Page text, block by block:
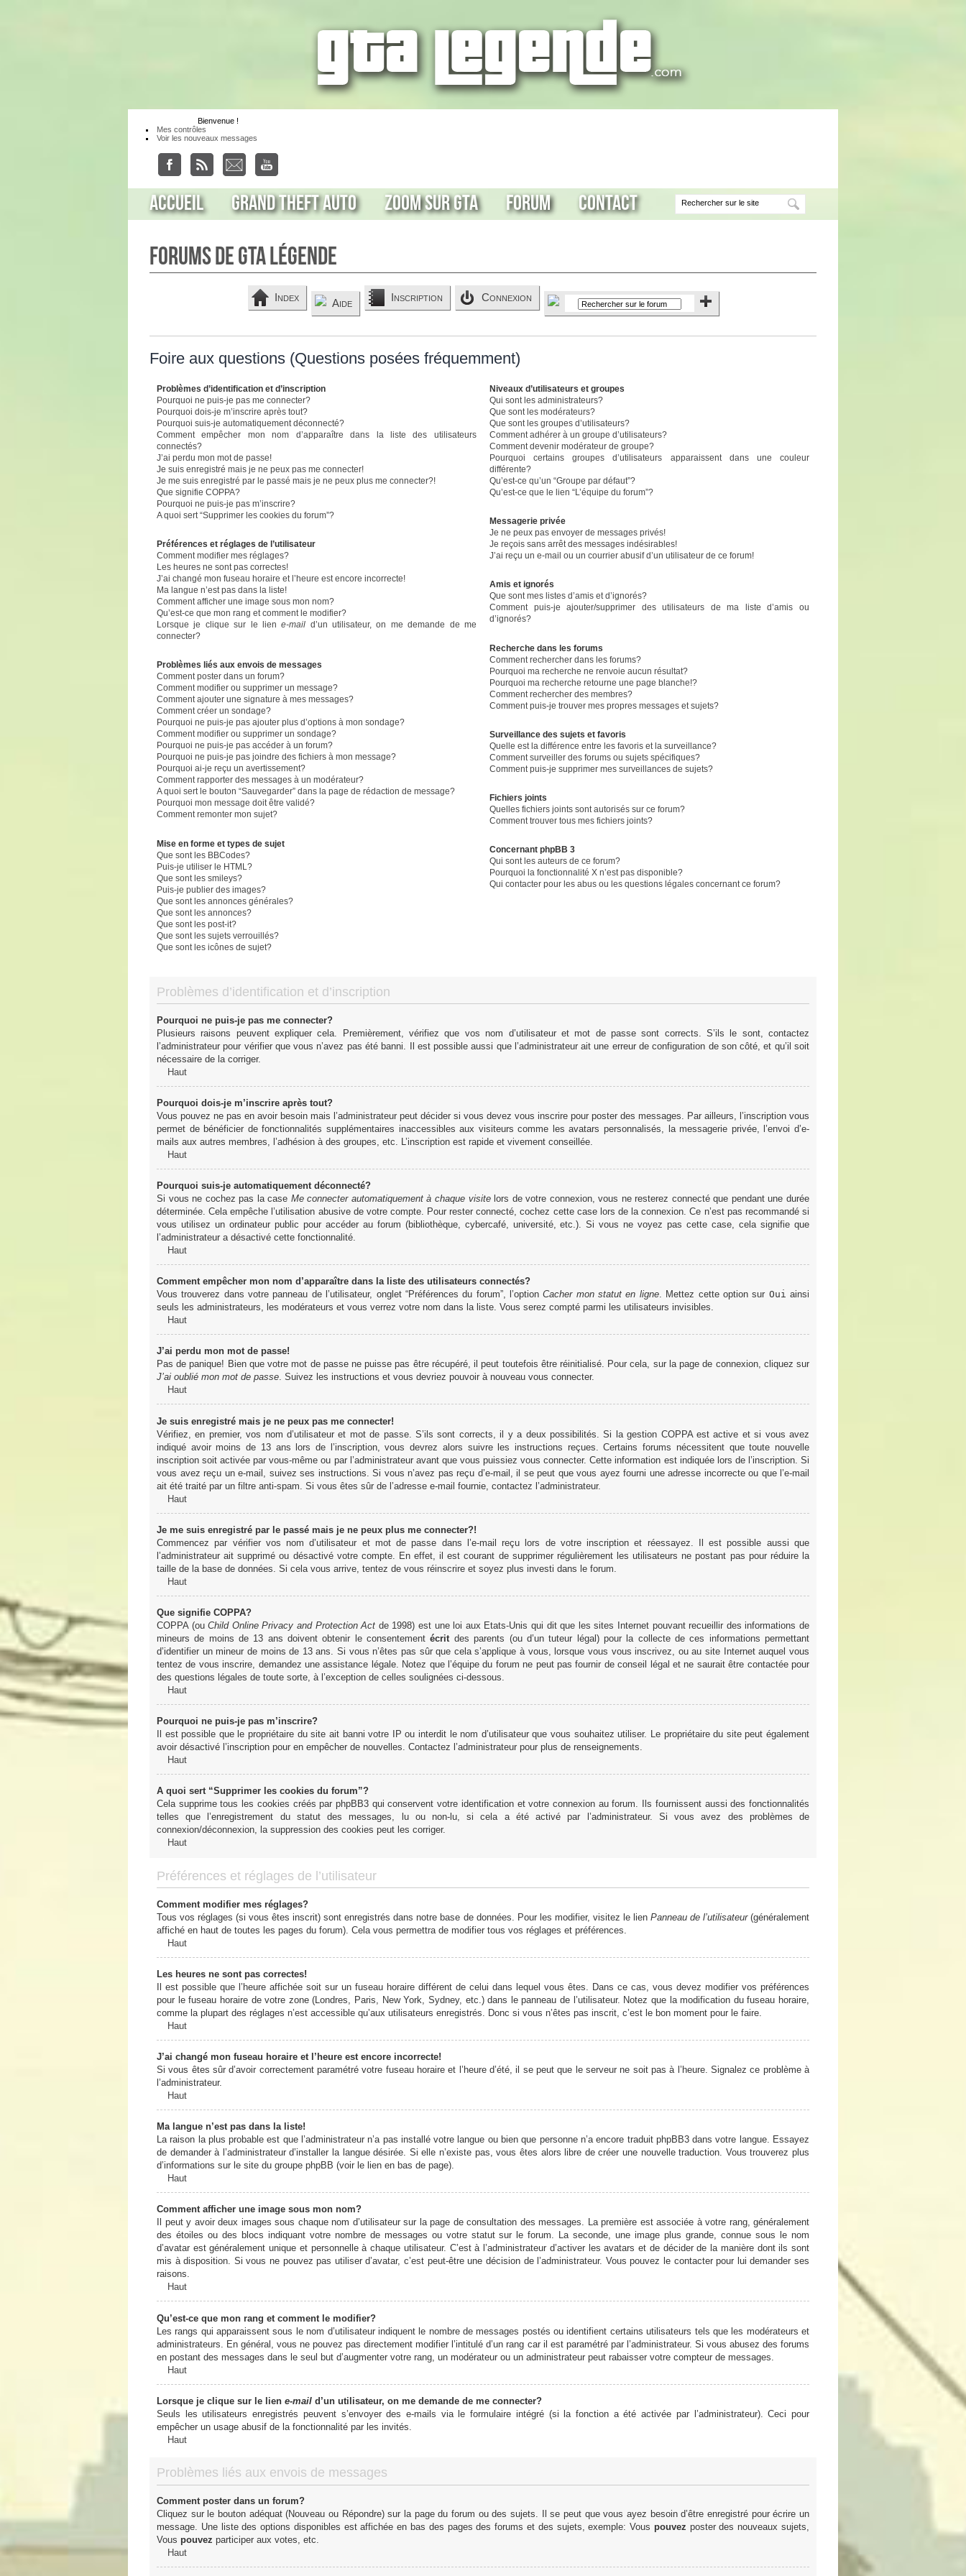
Bienvenue !
Mes contrôles
Voir les nouveaux messages
Accueil Grand Theft Auto Zoom sur GTA Forum Contact
Forums de GTA Légende
Index Aide Inscription Connexion
Foire aux questions (Questions posées fréquemment)
Problèmes d’identification et d’inscription
Pourquoi ne puis-je pas me connecter?
Pourquoi dois-je m’inscrire après tout?
Pourquoi suis-je automatiquement déconnecté?
Comment empêcher mon nom d’apparaître dans la liste des utilisateurs
connectés?
J’ai perdu mon mot de passe!
Je suis enregistré mais je ne peux pas me connecter!
Je me suis enregistré par le passé mais je ne peux plus me connecter?!
Que signifie COPPA?
Pourquoi ne puis-je pas m’inscrire?
A quoi sert “Supprimer les cookies du forum”?
Préférences et réglages de l’utilisateur
Comment modifier mes réglages?
Les heures ne sont pas correctes!
J’ai changé mon fuseau horaire et l’heure est encore incorrecte!
Ma langue n’est pas dans la liste!
Comment afficher une image sous mon nom?
Qu’est-ce que mon rang et comment le modifier?
Lorsque je clique sur le liene-mail d’un utilisateur, on me demande de me
connecter?
Problèmes liés aux envois de messages
Comment poster dans un forum?
Comment modifier ou supprimer un message?
Comment ajouter une signature à mes messages?
Comment créer un sondage?
Pourquoi ne puis-je pas ajouter plus d’options à mon sondage?
Comment modifier ou supprimer un sondage?
Pourquoi ne puis-je pas accéder à un forum?
Pourquoi ne puis-je pas joindre des fichiers à mon message?
Pourquoi ai-je reçu un avertissement?
Comment rapporter des messages à un modérateur?
A quoi sert le bouton “Sauvegarder” dans la page de rédaction de message?
Pourquoi mon message doit être validé?
Comment remonter mon sujet?
Mise en forme et types de sujet
Que sont les BBCodes?
Puis-je utiliser le HTML?
Que sont les smileys?
Puis-je publier des images?
Que sont les annonces générales?
Que sont les annonces?
Que sont les post-it?
Que sont les sujets verrouillés?
Que sont les icônes de sujet?
Niveaux d’utilisateurs et groupes
Qui sont les administrateurs?
Que sont les modérateurs?
Que sont les groupes d’utilisateurs?
Comment adhérer à un groupe d’utilisateurs?
Comment devenir modérateur de groupe?
Pourquoi certains groupes d’utilisateurs apparaissent dans une couleur
différente?
Qu’est-ce qu’un “Groupe par défaut”?
Qu’est-ce que le lien “L’équipe du forum”?
Messagerie privée
Je ne peux pas envoyer de messages privés!
Je reçois sans arrêt des messages indésirables!
J’ai reçu un e-mail ou un courrier abusif d’un utilisateur de ce forum!
Amis et ignorés
Que sont mes listes d’amis et d’ignorés?
Comment puis-je ajouter/supprimer des utilisateurs de ma liste d’amis ou
d’ignorés?
Recherche dans les forums
Comment rechercher dans les forums?
Pourquoi ma recherche ne renvoie aucun résultat?
Pourquoi ma recherche retourne une page blanche!?
Comment rechercher des membres?
Comment puis-je trouver mes propres messages et sujets?
Surveillance des sujets et favoris
Quelle est la différence entre les favoris et la surveillance?
Comment surveiller des forums ou sujets spécifiques?
Comment puis-je supprimer mes surveillances de sujets?
Fichiers joints
Quelles fichiers joints sont autorisés sur ce forum?
Comment trouver tous mes fichiers joints?
Concernant phpBB 3
Qui sont les auteurs de ce forum?
Pourquoi la fonctionnalité X n’est pas disponible?
Qui contacter pour les abus ou les questions légales concernant ce forum?
Problèmes d’identification et d’inscription
Pourquoi ne puis-je pas me connecter?
Plusieurs raisons peuvent expliquer cela. Premièrement, vérifiez que vos nom d’utilisateur et mot de passe sont corrects. S’ils le sont, contactez
l’administrateur pour vérifier que vous n’avez pas été banni. Il est possible aussi que l’administrateur ait une erreur de configuration de son côté, et qu’il soit
nécessaire de la corriger.
Haut
Pourquoi dois-je m’inscrire après tout?
Vous pouvez ne pas en avoir besoin mais l’administrateur peut décider si vous devez vous inscrire pour poster des messages. Par ailleurs, l’inscription vous
permet de bénéficier de fonctionnalités supplémentaires inaccessibles aux visiteurs comme les avatars personnalisés, la messagerie privée, l’envoi d’e-
mails aux autres membres, l’adhésion à des groupes, etc. L’inscription est rapide et vivement conseillée.
Haut
Pourquoi suis-je automatiquement déconnecté?
Si vous ne cochez pas la case Me connecter automatiquement à chaque visitelors de votre connexion, vous ne resterez connecté que pendant une durée
déterminée. Cela empêche l’utilisation abusive de votre compte. Pour rester connecté, cochez cette case lors de la connexion. Ce n’est pas recommandé si
vous utilisez un ordinateur public pour accéder au forum (bibliothèque, cybercafé, université, etc.). Si vous ne voyez pas cette case, cela signifie que
l’administrateur a désactivé cette fonctionnalité.
Haut
Comment empêcher mon nom d’apparaître dans la liste des utilisateurs connectés?
Vous trouverez dans votre panneau de l’utilisateur, onglet “Préférences du forum”, l’optionCacher mon statut en ligne. Mettez cette option sur Oui ainsi
seuls les administrateurs, les modérateurs et vous verrez votre nom dans la liste. Vous serez compté parmi les utilisateurs invisibles.
Haut
J’ai perdu mon mot de passe!
Pas de panique! Bien que votre mot de passe ne puisse pas être récupéré, il peut toutefois être réinitialisé. Pour cela, sur la page de connexion, cliquez sur
J’ai oublié mon mot de passe. Suivez les instructions et vous devriez pouvoir à nouveau vous connecter.
Haut
Je suis enregistré mais je ne peux pas me connecter!
Vérifiez, en premier, vos nom d’utilisateur et mot de passe. S’ils sont corrects, il y a deux possibilités. Si la gestion COPPA est active et si vous avez
indiqué avoir moins de 13 ans lors de l’inscription, vous devrez alors suivre les instructions reçues. Certains forums nécessitent que toute nouvelle
inscription soit activée par vous-même ou par l’administrateur avant que vous puissiez vous connecter. Cette information est indiquée lors de l’inscription. Si
vous avez reçu un e-mail, suivez ses instructions. Si vous n’avez pas reçu d’e-mail, il se peut que vous ayez fourni une adresse incorrecte ou que l’e-mail
ait été traité par un filtre anti-spam. Si vous êtes sûr de l’adresse e-mail fournie, contactez l’administrateur.
Haut
Je me suis enregistré par le passé mais je ne peux plus me connecter?!
Commencez par vérifier vos nom d’utilisateur et mot de passe dans l’e-mail reçu lors de votre inscription et réessayez. Il est possible aussi que
l’administrateur ait supprimé ou désactivé votre compte. En effet, il est courant de supprimer régulièrement les utilisateurs ne postant pas pour réduire la
taille de la base de données. Si cela vous arrive, tentez de vous réinscrire et soyez plus investi dans le forum.
Haut
Que signifie COPPA?
COPPA (ouChild Online Privacy and Protection Act de 1998) est une loi aux Etats-Unis qui dit que les sites Internet pouvant recueillir des informations de
mineurs de moins de 13 ans doivent obtenir le consentementécrit des parents (ou d’un tuteur légal) pour la collecte de ces informations permettant
d’identifier un mineur de moins de 13 ans. Si vous n’êtes pas sûr que cela s’applique à vous, lorsque vous vous inscrivez, ou au site Internet auquel vous
tentez de vous inscrire, demandez une assistance légale. Notez que l’équipe du forum ne peut pas fournir de conseil légal et ne saurait être contactée pour
des questions légales de toute sorte, à l’exception de celles soulignées ci-dessous.
Haut
Pourquoi ne puis-je pas m’inscrire?
Il est possible que le propriétaire du site ait banni votre IP ou interdit le nom d’utilisateur que vous souhaitez utiliser. Le propriétaire du site peut également
avoir désactivé l’inscription pour en empêcher de nouvelles. Contactez l’administrateur pour plus de renseignements.
Haut
A quoi sert “Supprimer les cookies du forum”?
Cela supprime tous les cookies créés par phpBB3 qui conservent votre identification et votre connexion au forum. Ils fournissent aussi des fonctionnalités
telles que l’enregistrement du statut des messages, lu ou non-lu, si cela a été activé par l’administrateur. Si vous avez des problèmes de
connexion/déconnexion, la suppression des cookies peut les corriger.
Haut
Préférences et réglages de l’utilisateur
Comment modifier mes réglages?
Tous vos réglages (si vous êtes inscrit) sont enregistrés dans notre base de données. Pour les modifier, visitez le lien Panneau de l’utilisateur(généralement
affiché en haut de toutes les pages du forum). Cela vous permettra de modifier tous vos réglages et préférences.
Haut
Les heures ne sont pas correctes!
Il est possible que l’heure affichée soit sur un fuseau horaire différent de celui dans lequel vous êtes. Dans ce cas, vous devez modifier vos préférences
pour le fuseau horaire de votre zone (Londres, Paris, New York, Sydney, etc.) dans le panneau de l’utilisateur. Notez que la modification du fuseau horaire,
comme la plupart des réglages n’est accessible qu’aux utilisateurs enregistrés. Donc si vous n’êtes pas inscrit, c’est le bon moment pour le faire.
Haut
J’ai changé mon fuseau horaire et l’heure est encore incorrecte!
Si vous êtes sûr d’avoir correctement paramétré votre fuseau horaire et l’heure d’été, il se peut que le serveur ne soit pas à l’heure. Signalez ce problème à
l’administrateur.
Haut
Ma langue n’est pas dans la liste!
La raison la plus probable est que l’administrateur n’a pas installé votre langue ou bien que personne n’a encore traduit phpBB3 dans votre langue. Essayez
de demander à l’administrateur d’installer la langue désirée. Si elle n’existe pas, vous êtes alors libre de créer une nouvelle traduction. Vous trouverez plus
d’informations sur le site du groupe phpBB (voir le lien en bas de page).
Haut
Comment afficher une image sous mon nom?
Il peut y avoir deux images sous chaque nom d’utilisateur sur la page de consultation des messages. La première est associée à votre rang, généralement
des étoiles ou des blocs indiquant votre nombre de messages ou votre statut sur le forum. La seconde, une image plus grande, connue sous le nom
d’avatar est généralement unique et personnelle à chaque utilisateur. C’est à l’administrateur d’activer les avatars et de décider de la manière dont ils sont
mis à disposition. Si vous ne pouvez pas utiliser d’avatar, c’est peut-être une décision de l’administrateur. Vous pouvez le contacter pour lui demander ses
raisons.
Haut
Qu’est-ce que mon rang et comment le modifier?
Les rangs qui apparaissent sous le nom d’utilisateur indiquent le nombre de messages postés ou identifient certains utilisateurs tels que les modérateurs et
administrateurs. En général, vous ne pouvez pas directement modifier l’intitulé d’un rang car il est paramétré par l’administrateur. Si vous abusez des forums
en postant des messages dans le seul but d’augmenter votre rang, un modérateur ou un administrateur peut rabaisser votre compteur de messages.
Haut
Lorsque je clique sur le lien e-mail d’un utilisateur, on me demande de me connecter?
Seuls les utilisateurs enregistrés peuvent s’envoyer des e-mails via le formulaire intégré (si la fonction a été activée par l’administrateur). Ceci pour
empêcher un usage abusif de la fonctionnalité par les invités.
Haut
Problèmes liés aux envois de messages
Comment poster dans un forum?
Cliquez sur le bouton adéquat (Nouveau ou Répondre) sur la page du forum ou des sujets. Il se peut que vous ayez besoin d’être enregistré pour écrire un
message. Une liste des options disponibles est affichée en bas des pages des forums et des sujets, exemple: Vous pouvez poster des nouveaux sujets,
Vous pouvez participer aux votes, etc.
Haut